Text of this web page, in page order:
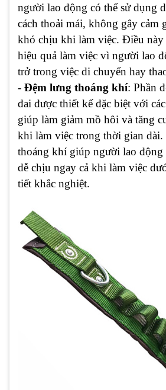
người lao động có thể sử dụng
cách thoải mái, không gây cảm
khó chịu khi làm việc. Điều này
hiệu quả làm việc vì người lao
trở trong việc di chuyển hay
- Đệm lưng thoáng khí: Phần
đai được thiết kế đặc biệt với
giúp làm giảm mồ hôi và tăng
khi làm việc trong thời gian dài.
thoáng khí giúp người lao động
dễ chịu ngay cả khi làm việc
tiết khắc nghiệt.